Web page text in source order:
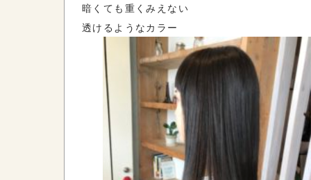
暗くても重くみえない
透けるようなカラー